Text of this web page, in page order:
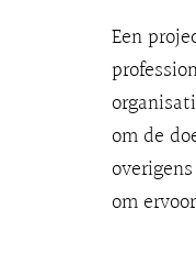
Een
om de
om